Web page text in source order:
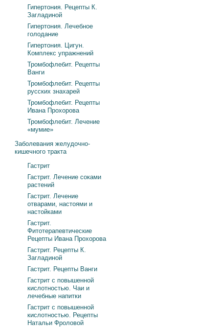
Гипертония. Рецепты К.
Загладиной
Гипертония. Лечебное
голодание
Гипертония. Цигун.
Комплекс упражнений
Тромбофлебит. Рецепты
Ванги
Тромбофлебит. Рецепты
русских знахарей
Тромбофлебит. Рецепты
Ивана Прохорова
Тромбофлебит. Лечение
«мумие»
Заболевания желудочно-
кишечного тракта
Гастрит
Гастрит. Лечение соками
растений
Гастрит. Лечение
отварами, настоями и
настойками
Гастрит.
Фитотерапевтические
Рецепты Ивана Прохорова
Гастрит. Рецепты К.
Загладиной
Гастрит. Рецепты Ванги
Гастрит с повышенной
кислотностью. Чаи и
лечебные напитки
Гастрит с повышенной
кислотностью. Рецепты
Натальи Фроловой